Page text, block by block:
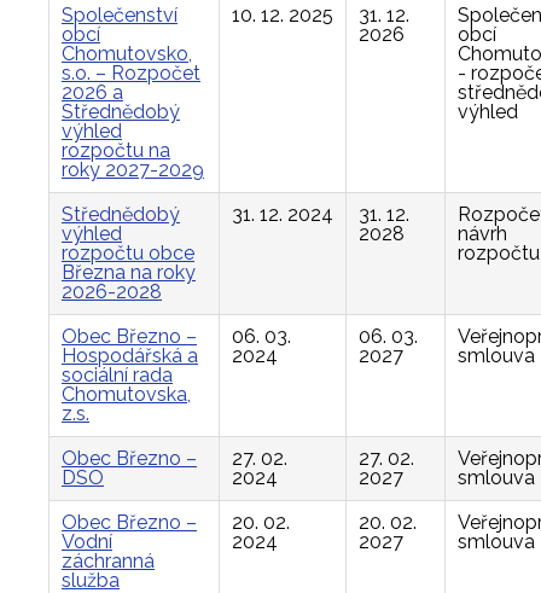
Společenství
obcí
Chomutovsko,
s.o. – Rozpočet
2026 a
Střednědobý
výhled
rozpočtu na
roky 2027-2029
10. 12. 2025
31. 12.
2026
obcí
-
výhled
Střednědobý
výhled
rozpočtu obce
Března na roky
2026-2028
31. 12. 2024
31. 12.
2028
návrh
rozpočtu
Obec Březno –
Hospodářská a
sociální rada
Chomutovska,
z.s.
06. 03.
2024
06. 03.
2027
smlouva
Obec Březno –
DSO
27. 02.
2024
27. 02.
2027
smlouva
Obec Březno –
Vodní
záchranná
služba
20. 02.
2024
20. 02.
2027
smlouva